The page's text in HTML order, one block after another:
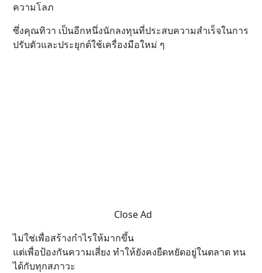
ความโลภ
ซึ่งคุณทิวา เป็นอีกหนึ่งนักลงทุนที่ประสบความสำเร็จในการ
ปรับตัวและประยุกต์ใช้เครื่องมือใหม่ ๆ
Close Ad
ไม่ใช่เพื่อสร้างกำไรให้มากขึ้น
แต่เพื่อป้องกันความเสี่ยง ทำให้ยังคงยืดหยัดอยู่ในตลาด ทน
ได้กับทุกสภาวะ